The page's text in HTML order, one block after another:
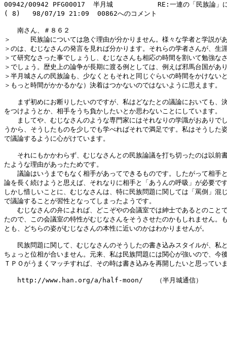
00942/00942 PFG00017  半月城           RE:一連の「民族論」に
( 8)   98/07/19 21:09  00862へのコメント
南さん、＃８６２
＞　　　民族論については急ぐ理由が分かりません。様々な学者と学説が
＞のは、むじなさんの発言を見れば分かります。それらの学者さんが、生
＞て研究なさった事でしょうし、むじなさんも相応の時間を割いて勉強な
＞でしょう。歴史上の論争が長期に渡る例としては、例えば邪馬台国があ
＞半月城さんの民族論も、少なくともそれと同じぐらいの時間をかけない
＞もっと時間がかかるかな）決着はつかないのではないように思えます。
まず初めにお断りしたいのですが、私はどなたとの議論においても、
をつけようとか、相手をうち負かしたいとか思わないことにしています。
ましてや、むじなさんのような専門家にはそれなりの学識がおありで
うから、そうしたものを少しでも学べればそれで満足です。私はそうした
で議論するように心がけています。
それにもかかわらず、むじなさんとの民族論議を打ち切ったのは以前
たような理由があったためです。
議論はいうまでもなく相手があってできるものです。したがって相手
論を長く続けようと思えば、それなりに相手と「あうんの呼吸」が必要で
しかし惜しいことに、むじなさんは、特に民族問題に関しては「罵倒」混
で議論することが習性となってしまったようです。
むじなさんの弁によれば、どこぞやの会議室では紳士であるとのこと
たので、この会議室の特性がむじなさんをそうさせたのかもしれません。
とも、どちらの姿がむじなさんの本性に近いのかはわかりませんが。
民族問題に関して、むじなさんのそうしたの書き込みスタイルが、私
ちょっと位相が合いません。元来、私は民族問題には関心が強いので、今
ＴＰＯがうまくマッチすれば、その時は書き込みを再開したいと思ってい
http://www.han.org/a/half-moon/　　（半月城通信）